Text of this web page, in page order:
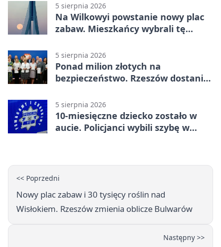
5 sierpnia 2026
Na Wilkowyi powstanie nowy plac
zabaw. Mieszkańcy wybrali tę
5 sierpnia 2026
Ponad milion złotych na
bezpieczeństwo. Rzeszów dostanie
5 sierpnia 2026
10-miesięczne dziecko zostało w
aucie. Policjanci wybili szybę w
<< Poprzedni
Nowy plac zabaw i 30 tysięcy roślin nad
Wisłokiem. Rzeszów zmienia oblicze Bulwarów
Następny >>